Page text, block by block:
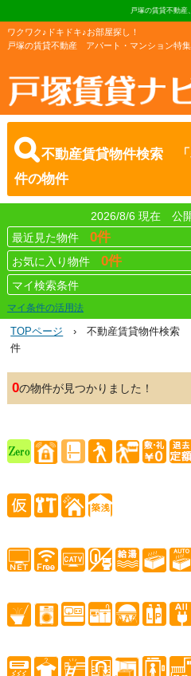
戸塚の賃貸不動産
ワクワク♪ドキドキ♪お部屋探し！
戸塚の賃貸不動産 アパート・マンション特集
不動産賃貸物件検索 「
件の物件
2026/8/6 現在 公
最近見た物件 0件
お気に入り物件 0件
マイ検索条件
マイ条件の活用法
TOPページ › 不動産賃貸物件検索
件
0の物件が見つかりました！